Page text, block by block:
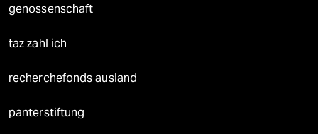
genossenschaft
taz zahl ich
recherchefonds ausland
panterstiftung